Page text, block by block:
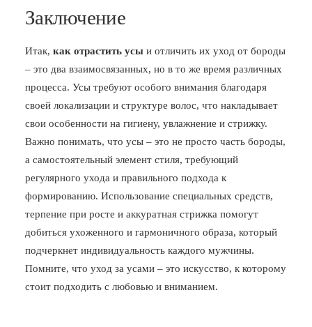
Заключение
Итак, как отрастить усы и отличить их уход от бороды
– это два взаимосвязанных, но в то же время различных
процесса. Усы требуют особого внимания благодаря
своей локализации и структуре волос, что накладывает
свои особенности на гигиену, увлажнение и стрижку.
Важно понимать, что усы – это не просто часть бороды,
а самостоятельный элемент стиля, требующий
регулярного ухода и правильного подхода к
формированию. Использование специальных средств,
терпение при росте и аккуратная стрижка помогут
добиться ухоженного и гармоничного образа, который
подчеркнет индивидуальность каждого мужчины.
Помните, что уход за усами – это искусство, к которому
стоит подходить с любовью и вниманием.